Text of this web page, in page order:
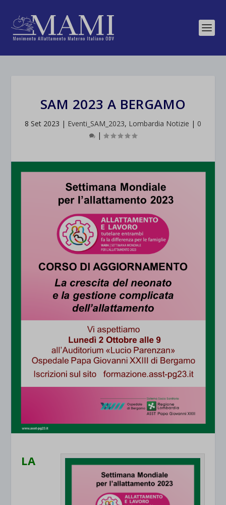
SAM 2023 A BERGAMO
8 Set 2023 | Eventi_SAM_2023, Lombardia Notizie | 0
|
LA